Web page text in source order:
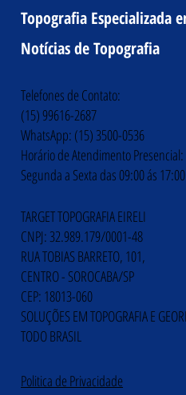
Topografia Especializada
Notícias de Topografia
Telefones de Contato:
(15) 99616-2687
WhatsApp: (15) 3500-0536
Horário de Atendimento Presencial:
Segunda a Sexta das 09:00 ás 17:00
TARGET TOPOGRAFIA EIRELI
CNPJ: 32.989.179/0001-48
RUA TOBIAS BARRETO, 101,
CENTRO - SOROCABA/SP
CEP: 18013-060
SOLUÇÕES EM TOPOGRAFIA E
TODO BRASIL
Politica de Privacidade